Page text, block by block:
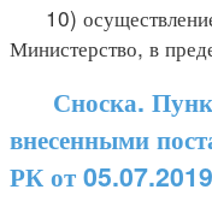
10)
Министерство, в
Сноска.
внесенными
РК от 05.07.2019